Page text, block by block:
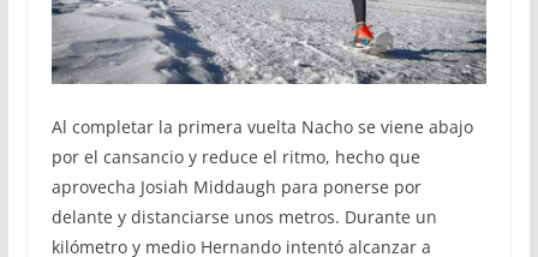
Al completar la primera vuelta Nacho se viene abajo
por el cansancio y reduce el ritmo, hecho que
aprovecha Josiah Middaugh para ponerse por
delante y distanciarse unos metros. Durante un
kilómetro y medio Hernando intentó alcanzar a